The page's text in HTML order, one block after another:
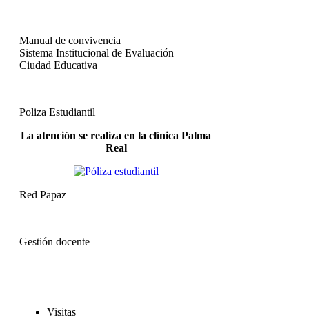
Manual de convivencia
Sistema Institucional de Evaluación
Ciudad Educativa
Poliza Estudiantil
La atención se realiza en la clínica Palma
Real
Red Papaz
Gestión docente
Visitas